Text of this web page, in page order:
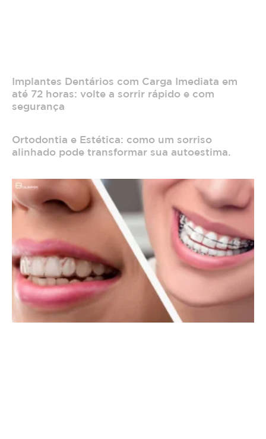
Implantes Dentários com Carga Imediata em
até 72 horas: volte a sorrir rápido e com
segurança
Ortodontia e Estética: como um sorriso
alinhado pode transformar sua autoestima.